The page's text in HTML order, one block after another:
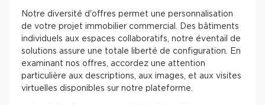
Notre diversité d'offres permet une personnalisation
de votre projet immobilier commercial. Des bâtiments
individuels aux espaces collaboratifs, notre éventail de
solutions assure une totale liberté de configuration. En
examinant nos offres, accordez une attention
particulière aux descriptions, aux images, et aux visites
virtuelles disponibles sur notre plateforme.